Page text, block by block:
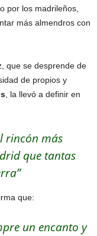
por los madrileños,
más almendros con
que se desprende de
de propios y
, la llevó a definir en
rincón más
que tantas
que:
un encanto y